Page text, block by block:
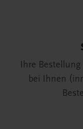
Ihre
bei Ihnen